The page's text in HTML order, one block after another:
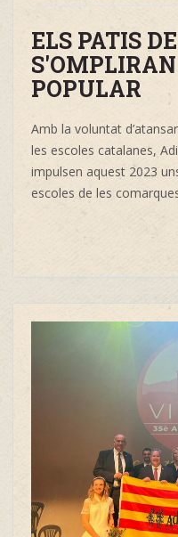
ELS PATIS
POPULAR
Amb la voluntat
les escoles catalanes,
impulsen aquest 2023
escoles de les